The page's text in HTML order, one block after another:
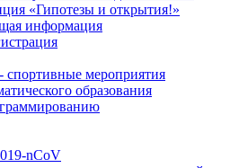
«Гипотезы и открытия!»
информация
спортивные мероприятия
образования
nCoV